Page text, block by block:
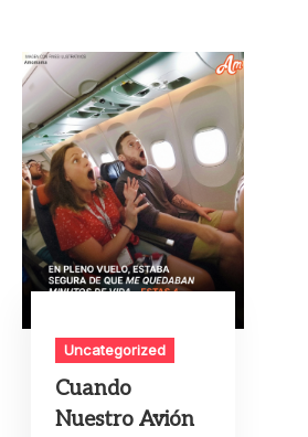
Uncategorized
Cuando
Nuestro Avión